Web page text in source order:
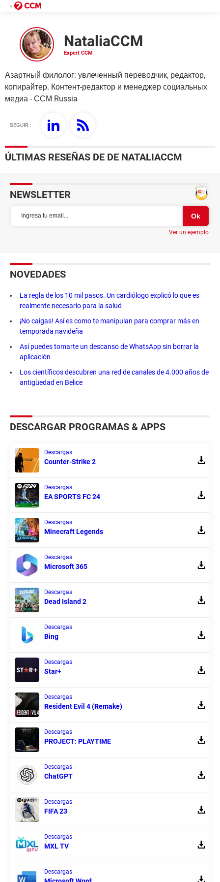
NataliaCCM
Азартный филолог: увлеченный переводчик, редактор,
копирайтер. Контент-редактор и менеджер социальных
медиа - ССМ Russia
SEGUIR :
ÚLTIMAS RESEÑAS DE DE NATALIACCM
NEWSLETTER
Ver un ejemplo
NOVEDADES
La regla de los 10 mil pasos. Un cardiólogo explicó lo que es
realmente necesario para la salud
¡No caigas! Así es como te manipulan para comprar más en
temporada navideña
Así puedes tomarte un descanso de WhatsApp sin borrar la
aplicación
Los científicos descubren una red de canales de 4.000 años de
antigüedad en Belice
DESCARGAR PROGRAMAS & APPS
Descargas
Counter-Strike 2
Descargas
EA SPORTS FC 24
Descargas
Minecraft Legends
Descargas
Microsoft 365
Descargas
Dead Island 2
Descargas
Bing
Descargas
Star+
Descargas
Resident Evil 4 (Remake)
Descargas
PROJECT: PLAYTIME
Descargas
ChatGPT
Descargas
FIFA 23
Descargas
MXL TV
Descargas